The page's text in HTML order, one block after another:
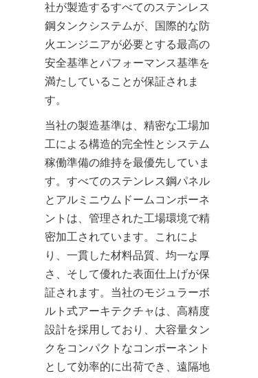
社が製造するすべてのステンレス
鋼タンクシステムが、国際的な防
火エンジニアが必要とする最高の
安全基準とパフォーマンス基準を
満たしていることが保証されま
す。
当社の製造基準は、精密な工場加
工による構造的完全性とシステム
稼働準備の維持を最優先していま
す。すべてのステンレス鋼パネル
とアルミニウムドームコンポーネ
ントは、管理された工場環境で精
密加工されています。これによ
り、一貫した材料品質、均一な厚
さ、そして優れた表面仕上げが保
証されます。当社のモジュラーボ
ルト式アーキテクチャは、高精度
設計を採用しており、大容量タン
クをコンパクトなコンポーネント
として効率的に出荷でき、遠隔地